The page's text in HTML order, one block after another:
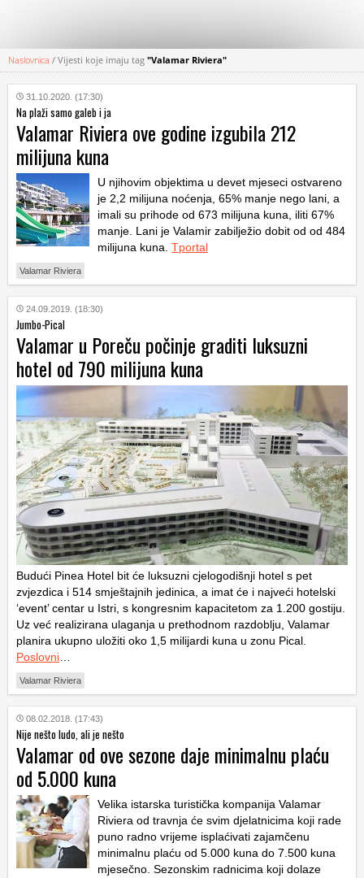
KATEGORIJE
HRVATSKI
WEB
Naslovnica / Vijesti koje imaju tag "Valamar Riviera"
31.10.2020. (17:30)
Na plaži samo galeb i ja
Valamar Riviera ove godine izgubila 212
milijuna kuna
U njihovim objektima u devet mjeseci ostvareno
je 2,2 milijuna noćenja, 65% manje nego lani, a
imali su prihode od 673 milijuna kuna, iliti 67%
manje. Lani je Valamir zabilježio dobit od od 484
milijuna kuna. Tportal
Valamar Riviera
24.09.2019. (18:30)
Jumbo-Pical
Valamar u Poreču počinje graditi luksuzni
hotel od 790 milijuna kuna
Budući Pinea Hotel bit će luksuzni cjelogodišnji hotel s pet
zvjezdica i 514 smještajnih jedinica, a imat će i najveći hotelski
‘event’ centar u Istri, s kongresnim kapacitetom za 1.200 gostiju.
Uz već realizirana ulaganja u prethodnom razdoblju, Valamar
planira ukupno uložiti oko 1,5 milijardi kuna u zonu Pical.
Poslovni…
Valamar Riviera
08.02.2018. (17:43)
Nije nešto ludo, ali je nešto
Valamar od ove sezone daje minimalnu plaću
od 5.000 kuna
Velika istarska turistička kompanija Valamar
Riviera od travnja će svim djelatnicima koji rade
puno radno vrijeme isplaćivati zajamčenu
minimalnu plaću od 5.000 kuna do 7.500 kuna
mjesečno. Sezonskim radnicima koji dolaze